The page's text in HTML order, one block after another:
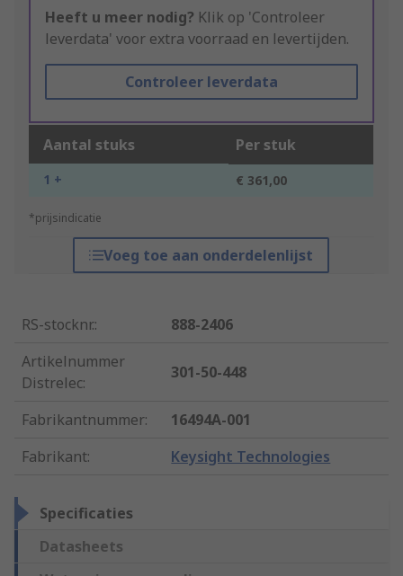
Heeft u meer nodig? Klik op 'Controleer
leverdata' voor extra voorraad en levertijden.
Controleer leverdata
Aantal stuks Per stuk
1 + € 361,00
*prijsindicatie
Voeg toe aan onderdelenlijst
RS-stocknr.:
888-2406
Artikelnummer
Distrelec:
301-50-448
Fabrikantnummer:
16494A-001
Fabrikant: Keysight Technologies
Specificaties
Datasheets